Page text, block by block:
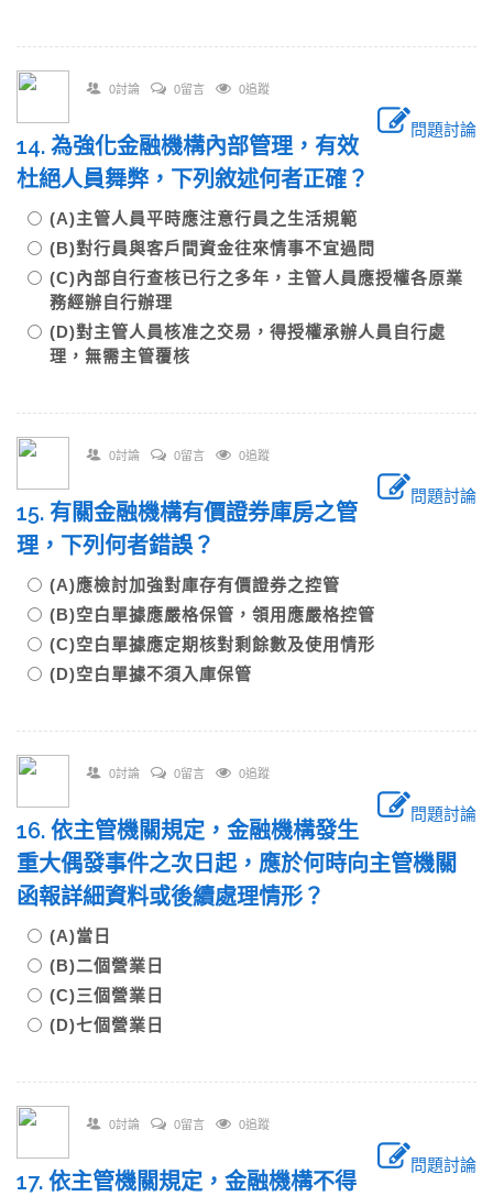
0討論 0留言 0追蹤
問題討論
14. 為強化金融機構內部管理，有效
杜絕人員舞弊，下列敘述何者正確？
(A)主管人員平時應注意行員之生活規範
(B)對行員與客戶間資金往來情事不宜過問
(C)內部自行查核已行之多年，主管人員應授權各原業
務經辦自行辦理
(D)對主管人員核准之交易，得授權承辦人員自行處
理，無需主管覆核
0討論 0留言 0追蹤
問題討論
15. 有關金融機構有價證券庫房之管
理，下列何者錯誤？
(A)應檢討加強對庫存有價證券之控管
(B)空白單據應嚴格保管，領用應嚴格控管
(C)空白單據應定期核對剩餘數及使用情形
(D)空白單據不須入庫保管
0討論 0留言 0追蹤
問題討論
16. 依主管機關規定，金融機構發生
重大偶發事件之次日起，應於何時向主管機關
函報詳細資料或後續處理情形？
(A)當日
(B)二個營業日
(C)三個營業日
(D)七個營業日
0討論 0留言 0追蹤
問題討論
17. 依主管機關規定，金融機構不得